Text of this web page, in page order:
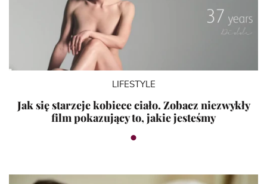
LIFESTYLE
Jak się starzeje kobiece ciało. Zobacz niezwykły
film pokazujący to, jakie jesteśmy